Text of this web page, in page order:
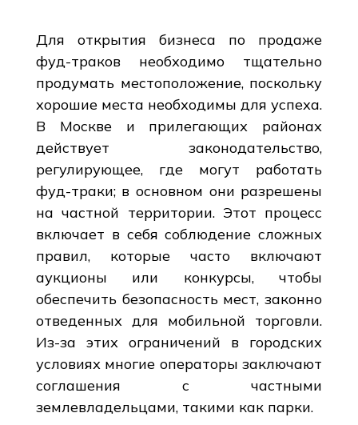
Для открытия бизнеса по продаже
фуд-траков необходимо тщательно
продумать местоположение, поскольку
хорошие места необходимы для успеха.
В Москве и прилегающих районах
действует законодательство,
регулирующее, где могут работать
фуд-траки; в основном они разрешены
на частной территории. Этот процесс
включает в себя соблюдение сложных
правил, которые часто включают
аукционы или конкурсы, чтобы
обеспечить безопасность мест, законно
отведенных для мобильной торговли.
Из-за этих ограничений в городских
условиях многие операторы заключают
соглашения с частными
землевладельцами, такими как парки.